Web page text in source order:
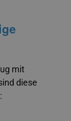
mit
diese